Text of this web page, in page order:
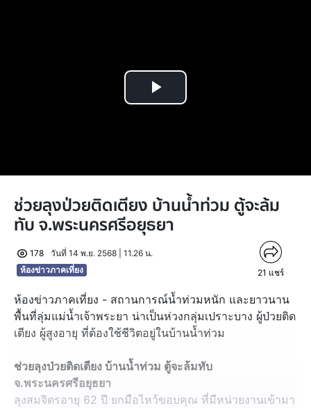
Play
ช่วยลุงป่วยติดเตียง บ้านน้ำท่วม ตู้จะล้ม
ทับ จ.พระนครศรีอยุธยา
178
วันที่ 14 พ.ย. 2568 | 11.26 น.
ห้องข่าวภาคเที่ยง
21 แชร์
ห้องข่าวภาคเที่ยง - สถานการณ์น้ำท่วมหนัก และยาวนาน
พื้นที่ลุ่มแม่น้ำเจ้าพระยา น่าเป็นห่วงกลุ่มเปราะบาง ผู้ป่วยติด
เตียง ผู้สูงอายุ ที่ต้องใช้ชีวิตอยู่ในบ้านน้ำท่วม
ช่วยลุงป่วยติดเตียง บ้านน้ำท่วม ตู้จะล้มทับ
จ.พระนครศรีอยุธยา
ลุงสมจิตรอายุ 62 ปี ยกมือไหว้ขอบคุณ ที่มีหน่วยงานเข้ามา